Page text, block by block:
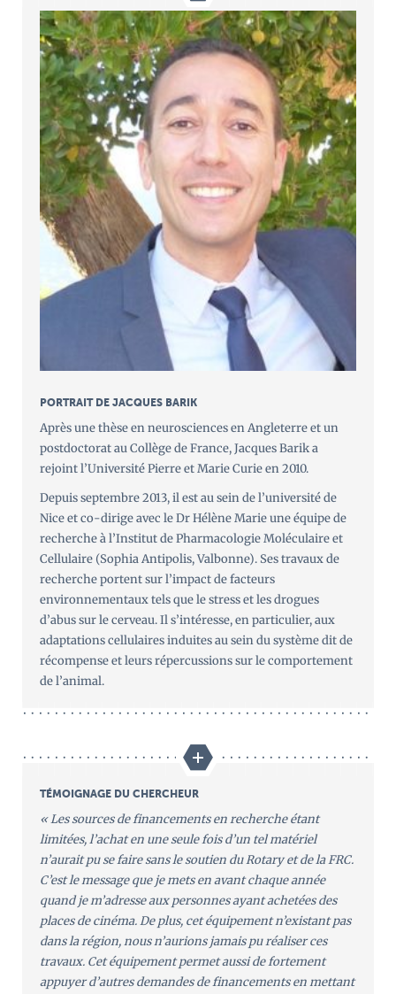
PORTRAIT DE JACQUES BARIK
Après une thèse en neurosciences en Angleterre et un
postdoctorat au Collège de France, Jacques Barik a
rejoint l’Université Pierre et Marie Curie en 2010.
Depuis septembre 2013, il est au sein de l’université de
Nice et co-dirige avec le Dr Hélène Marie une équipe de
recherche à l’Institut de Pharmacologie Moléculaire et
Cellulaire (Sophia Antipolis, Valbonne). Ses travaux de
recherche portent sur l’impact de facteurs
environnementaux tels que le stress et les drogues
d’abus sur le cerveau. Il s’intéresse, en particulier, aux
adaptations cellulaires induites au sein du système dit de
récompense et leurs répercussions sur le comportement
de l’animal.
TÉMOIGNAGE DU CHERCHEUR
« Les sources de financements en recherche étant
limitées, l’achat en une seule fois d’un tel matériel
n’aurait pu se faire sans le soutien du Rotary et de la FRC.
C’est le message que je mets en avant chaque année
quand je m’adresse aux personnes ayant achetées des
places de cinéma. De plus, cet équipement n’existant pas
dans la région, nous n’aurions jamais pu réaliser ces
travaux. Cet équipement permet aussi de fortement
appuyer d’autres demandes de financements en mettant